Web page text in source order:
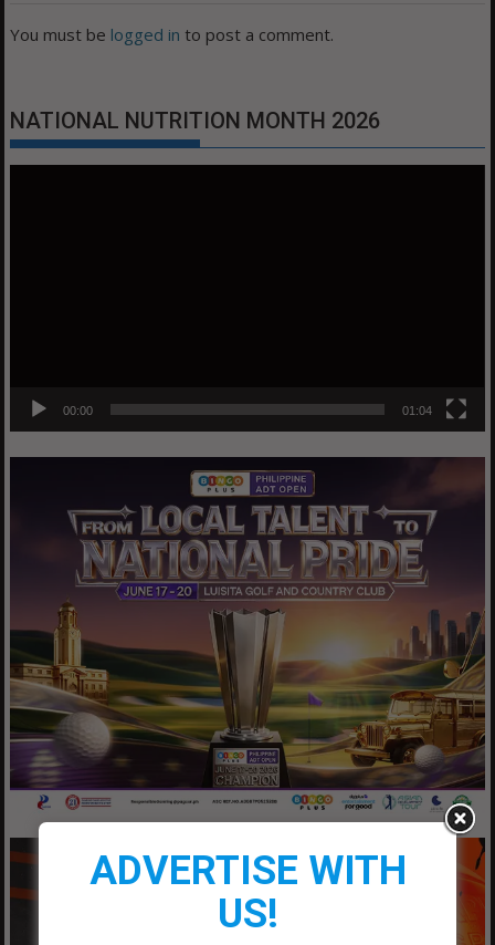
You must be logged in to post a comment.
NATIONAL NUTRITION MONTH 2026
00:00 01:04
ADVERTISE WITH
US!